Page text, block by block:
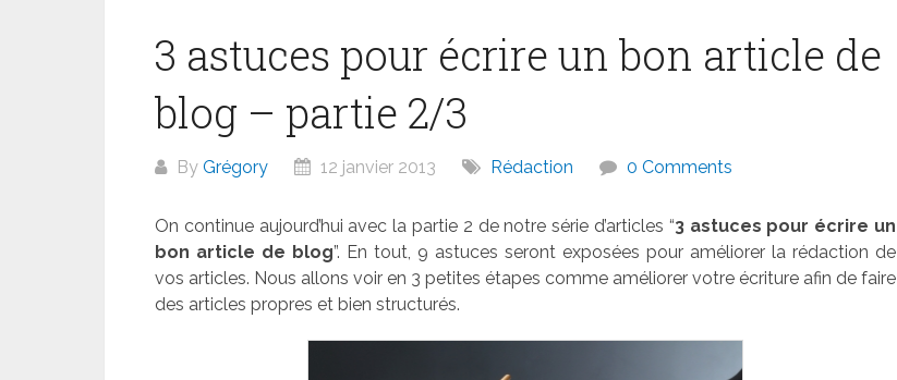
3 astuces pour écrire un bon article de
blog – partie 2/3
By Grégory 12 janvier 2013 Rédaction 0 Comments
On continue aujourd’hui avec la partie 2 de notre série d’articles “3 astuces pour écrire un
bon article de blog”. En tout, 9 astuces seront exposées pour améliorer la rédaction de
vos articles. Nous allons voir en 3 petites étapes comme améliorer votre écriture afin de faire
des articles propres et bien structurés.